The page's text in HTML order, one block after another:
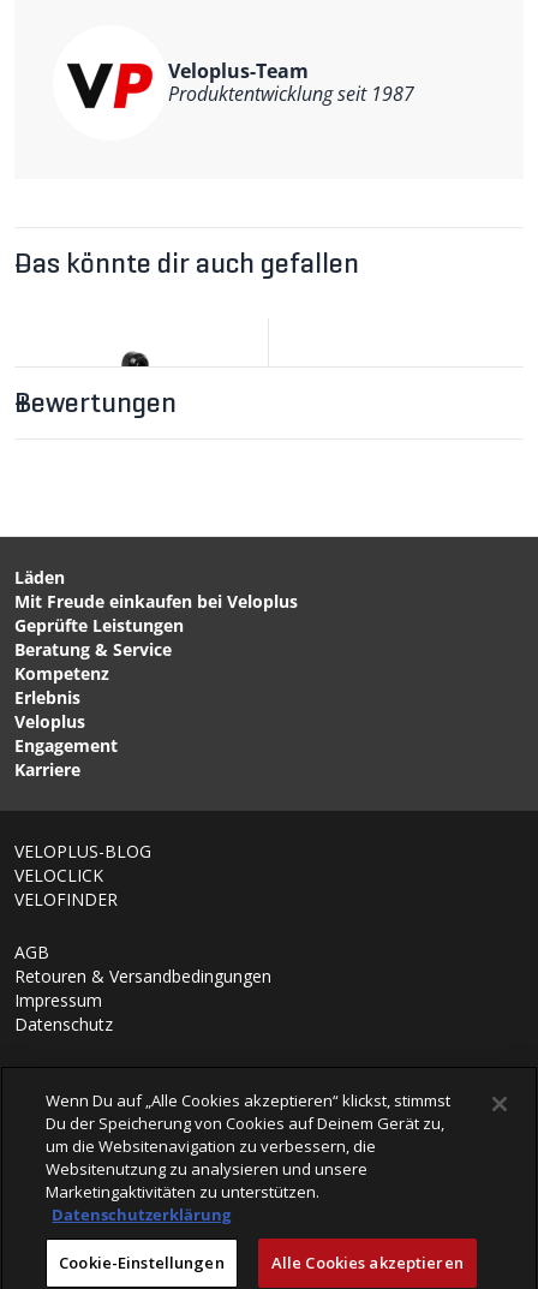
Veloplus-Team
Produktentwicklung seit 1987
Das könnte dir auch gefallen
CHF 14.90
CAGE MOUNT EXTENDER,
Adapter für Bidonhalter /
schwarz von TOPEAK
CHF 29.90
Bewertungen
Läden
Mit Freude einkaufen bei Veloplus
Geprüfte Leistungen
Beratung & Service
Kompetenz
Erlebnis
Veloplus
Engagement
Karriere
VELOPLUS-BLOG
VELOCLICK
VELOFINDER
AGB
Retouren & Versandbedingungen
Impressum
Datenschutz
powered by polynorm
Wenn Du auf „Alle Cookies akzeptieren“ klickst, stimmst
Du der Speicherung von Cookies auf Deinem Gerät zu,
um die Websitenavigation zu verbessern, die
Websitenutzung zu analysieren und unsere
Marketingaktivitäten zu unterstützen.
Datenschutzerklärung
Cookie-Einstellungen Alle Cookies akzeptieren